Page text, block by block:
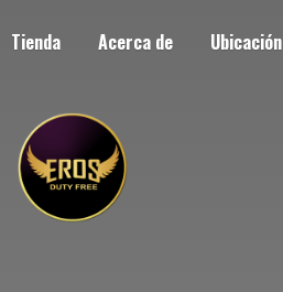
Tienda Acerca de Ubicación